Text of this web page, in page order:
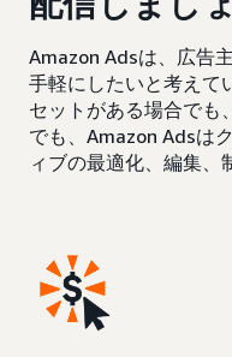
Amazon Adsは、広告
手軽にしたいと考えて
セットがある場合でも
でも、Amazon Adsは
ィブの最適化、編集、